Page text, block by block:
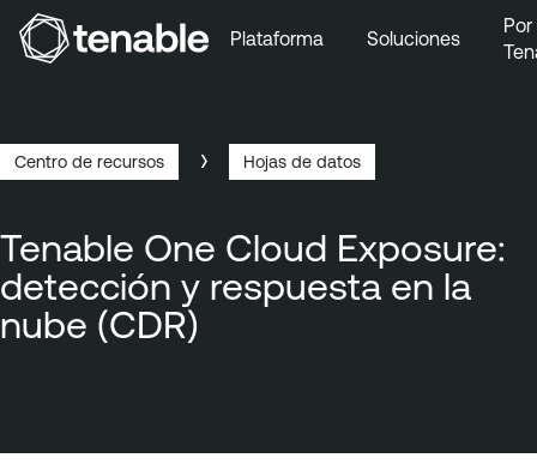
Ir al pie de página
Plataforma Soluciones
Ruta
de
navegación
Centro de recursos Hojas de datos
Tenable One Cloud Exposure:
detección y respuesta en la
nube (CDR)